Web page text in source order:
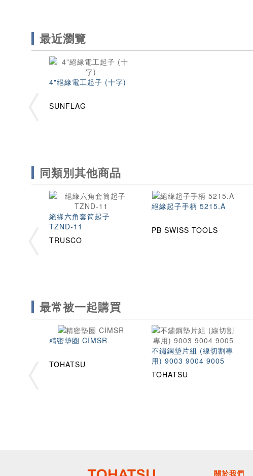
最近瀏覽
4"絕緣電工起子 (十字)
SUNFLAG
同類別其他商品
絕緣六角套筒起子
TZND-11
TRUSCO
絕緣起子手柄 5215.A
PB SWISS TOOLS
最常被一起購買
精密墊圈 CIMSR
TOHATSU
不鏽鋼墊片組 (線切割專
用) 9003 9004 9005
TOHATSU
關於我們